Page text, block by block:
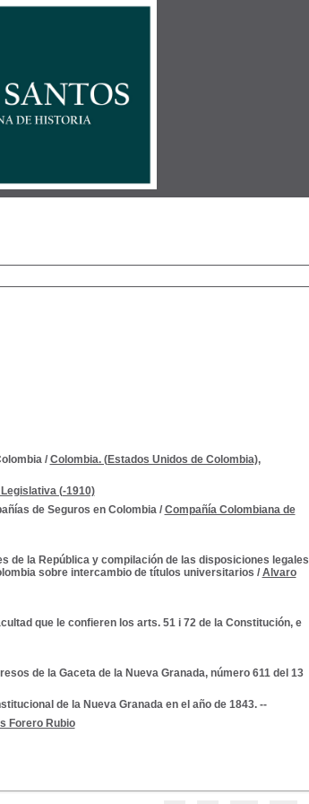
/ Colombia. (Estados Unidos de Colombia),
(-1910)
de Seguros en Colombia/ Compañía Colombiana de
de la República y compilación de las disposiciones legales
sobre intercambio de títulos universitarios / Alvaro
que le confieren los arts. 51 i 72 de la Constitución, e
de la Gaceta de la Nueva Granada, número 611 del 13
de la Nueva Granada en el año de 1843. --
Forero Rubio